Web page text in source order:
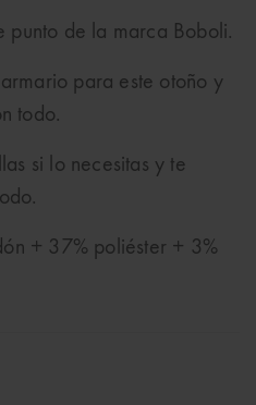
punto de la marca Boboli.
para este otoño y
todo.
si lo necesitas y te
+ 37% poliéster + 3%